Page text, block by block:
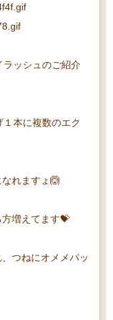
ッシュのご紹介
本に複数のエク
れますょ🙆
増えてます💝
つねにオメメパッ